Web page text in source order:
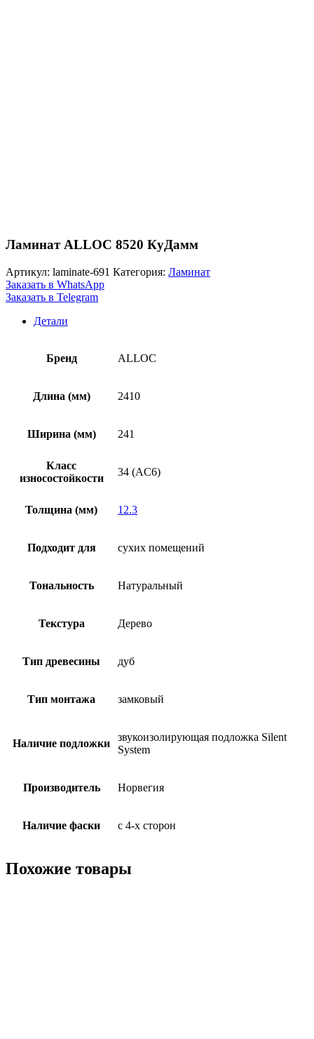
Ламинат ALLOC 8520 КуДамм
Артикул: laminate-691 Категория: Ламинат
Заказать в WhatsApp
Заказать в Telegram
Детали
Бренд ALLOC
Длина (мм) 2410
Ширина (мм) 241
Класс
износостойкости
34 (AC6)
Толщина (мм) 12.3
Подходит для сухих помещений
Тональность Натуральный
Текстура Дерево
Тип древесины дуб
Тип монтажа замковый
Наличие подложки
звукоизолирующая подложка Silent
System
Производитель Норвегия
Наличие фаски с 4-х сторон
Похожие товары